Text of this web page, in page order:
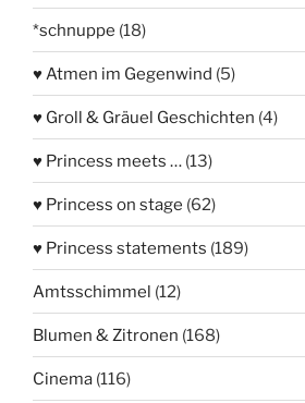
*schnuppe (18)
♥ Atmen im Gegenwind (5)
♥ Groll & Gräuel Geschichten (4)
♥ Princess meets … (13)
♥ Princess on stage (62)
♥ Princess statements (189)
Amtsschimmel (12)
Blumen & Zitronen (168)
Cinema (116)